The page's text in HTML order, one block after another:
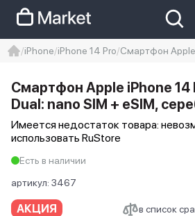
Iphone 14 pro max
айфон 14
iPhone iPhone 14 Pro Смартфон Apple
АКЦИЯ в список
Смартфон Apple iPhone 14
Dual: nano SIM + eSIM,
Имеется недостаток товара:
использовать RuStore
Есть в наличии
артикул: 3467